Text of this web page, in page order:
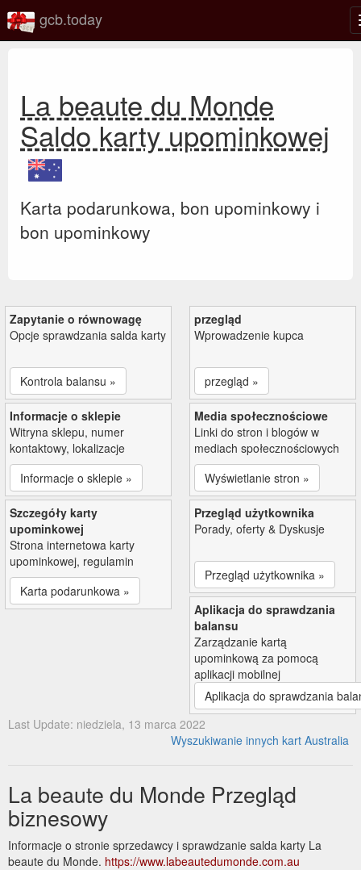
gcb.today
La beaute du Monde
Saldo karty upominkowej
Karta podarunkowa, bon upominkowy i
bon upominkowy
Zapytanie o równowagę
Opcje sprawdzania salda karty
Kontrola balansu »
przegląd
Wprowadzenie kupca
przegląd »
Informacje o sklepie
Witryna sklepu, numer
kontaktowy, lokalizacje
Informacje o sklepie »
Media społecznościowe
Linki do stron i blogów w
mediach społecznościowych
Wyświetlanie stron »
Szczegóły karty
upominkowej
Strona internetowa karty
upominkowej, regulamin
Karta podarunkowa »
Przegląd użytkownika
Porady, oferty & Dyskusje
Przegląd użytkownika »
Aplikacja do sprawdzania
balansu
Zarządzanie kartą
upominkową za pomocą
aplikacji mobilnej
Aplikacja do sprawdzania
Last Update: niedziela, 13 marca 2022
Wyszukiwanie innych kart Australia
La beaute du Monde Przegląd
biznesowy
Informacje o stronie sprzedawcy i sprawdzanie salda karty La
beaute du Monde. https://www.labeautedumonde.com.au